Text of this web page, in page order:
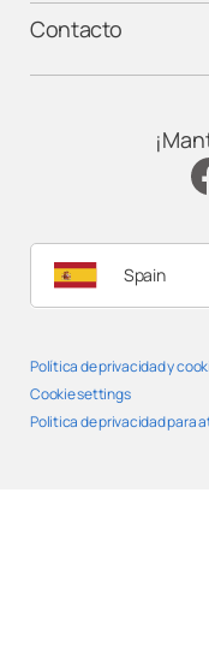
Contacto
Spain
Política de privacidad y
Cookie settings
Politica de privacidad para